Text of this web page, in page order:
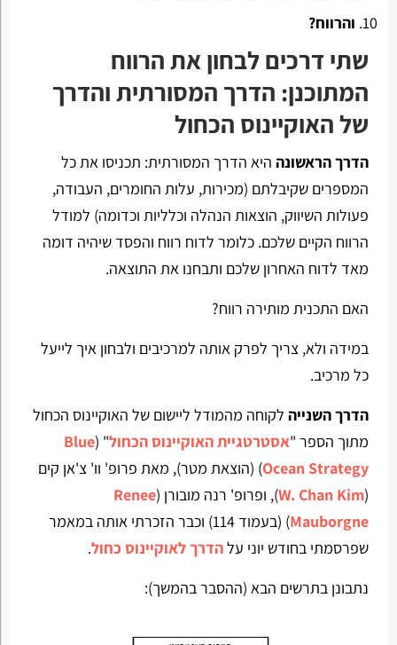
והרווח?
שתי דרכים לבחון את הרווח
המתוכנן: הדרך המסורתית והדרך
של האוקיינוס הכחול
הדרך הראשונההיא הדרך המסורתית: תכניסו את כל
המספרים שקיבלתם (מכירות, עלות החומרים, העבודה,
פעולות השיווק, הוצאות הנהלה וכלליות וכדומה) למודל
הרווח הקיים שלכם. כלומר לדוח רווח והפסד שיהיה דומה
מאד לדוח האחרון שלכם ותבחנו את התוצאה.
האם התכנית מותירה רווח?
במידה ולא, צריך לפרק אותה למרכיבים ולבחון איך לייעל
כל מרכיב.
הדרך השנייהלקוחה מהמודל ליישום של האוקיינוס הכחול
מתוך הספר "אסטרטגיית האוקיינוס הכחול" (
Blue
Ocean Strategy) (הוצאת מטר), מאת פרופ' וו' צ'אן קים
(
W. Chan Kim), ופרופ' רנה מובורן (Renee
Mauborgne
) (בעמוד 114) וכבר הזכרתי אותה במאמר
שפרסמתי בחודש יוני עלהדרך לאוקיינוס כחול.
נתבונן בתרשים הבא (ההסבר בהמשך):